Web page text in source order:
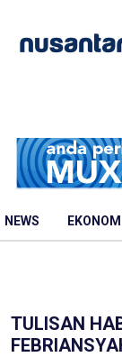
NEWS EKONOMI
TULISAN